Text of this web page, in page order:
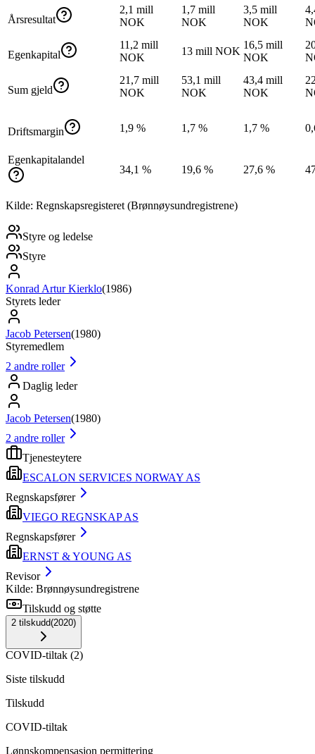
Årsresultat
2,1 mill
NOK
1,7 mill
NOK
3,5 mill
NOK
Egenkapital
11,2 mill
NOK
13 mill NOK
16,5 mill
NOK
Sum gjeld
21,7 mill
NOK
53,1 mill
NOK
43,4 mill
NOK
Driftsmargin 1,9 % 1,7 % 1,7 %
Egenkapitalandel
34,1 %
19,6 % 27,6 %
Kilde: Regnskapsregisteret (Brønnøysundregistrene)
Styre og ledelse
Styre
Konrad Artur Kierklo(1986)
Styrets leder
Jacob Petersen(1980)
Styremedlem
2 andre roller
Daglig leder
Jacob Petersen(1980)
2 andre roller
Tjenesteytere
ESCALON SERVICES NORWAY AS
Regnskapsfører
VIEGO REGNSKAP AS
Regnskapsfører
ERNST & YOUNG AS
Revisor
Kilde: Brønnøysundregistrene
Tilskudd og støtte
2 tilskudd(2020)
COVID-tiltak (2)
Siste tilskudd
Tilskudd
COVID-tiltak
Lønnskompensasjon permittering